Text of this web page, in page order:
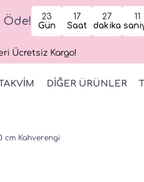
Öde!
23
Gün
17
Saat
27
dakika
10
Ücretsiz Kargo!
DİĞER ÜRÜNLER
cm Kahverengi